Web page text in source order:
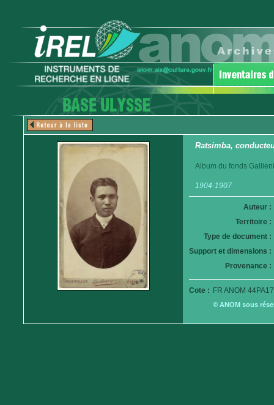
Ratsimba,
Album du fonds
1904-1907
Auteur :
Territoire :
Type de document :
Support et dimensions :
Provenance :
Cote : FR ANOM
© ANOM sous